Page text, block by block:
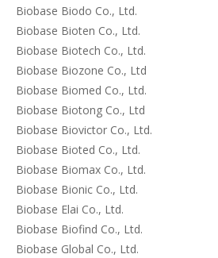
Biobase Biodo Co., Ltd.
Biobase Bioten Co., Ltd.
Biobase Biotech Co., Ltd.
Biobase Biozone Co., Ltd
Biobase Biomed Co., Ltd.
Biobase Biotong Co., Ltd
Biobase Biovictor Co., Ltd.
Biobase Bioted Co., Ltd.
Biobase Biomax Co., Ltd.
Biobase Bionic Co., Ltd.
Biobase Elai Co., Ltd.
Biobase Biofind Co., Ltd.
Biobase Global Co., Ltd.